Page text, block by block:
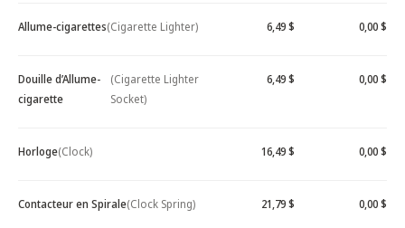
Allume-cigarettes(Cigarette Lighter) 6,49 $ 0,00 $
Douille d’Allume-
cigarette
(Cigarette Lighter
Socket)
6,49 $ 0,00 $
Horloge(Clock) 16,49 $ 0,00 $
Contacteur en Spirale(Clock Spring) 21,79 $ 0,00 $